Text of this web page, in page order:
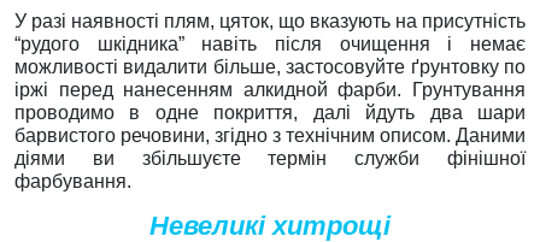
У разі наявності плям, цяток, що вказують на присутність
“рудого шкідника” навіть після очищення і немає
можливості видалити більше, застосовуйте ґрунтовку по
іржі перед нанесенням алкидной фарби. Грунтування
проводимо в одне покриття, далі йдуть два шари
барвистого речовини, згідно з технічним описом. Даними
діями ви збільшуєте термін служби фінішної
фарбування.
Невеликі хитрощі